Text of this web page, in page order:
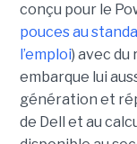
conçu pour le
pouces au
l’emploi) avec
embarque lui
génération et
de Dell et au